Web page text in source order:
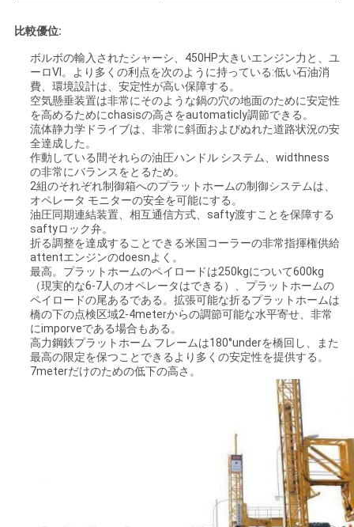
比較優位:
ボルボの輸入されたシャーシ、450HP大きいエンジン力と、ユ
ーロVI。より多くの利点を次のように持っている:低い石油消
費、環境設計は、安定性が高い保障する。
空気懸垂装置は非常にそのような鍋の穴の地面のために安定性
を高めるためにchasisの高さをautomaticly調節できる。
流体静力学ドライブは、非常に斜面およびぬれた道路状況の安
全達成した。
作動している間それらの油圧ハンドル システム、widthness
の非常にバランスをとるため。
2組のそれぞれ制御箱へのプラットホームの制御システムは、
オペレータ モニターの安全を可能にする。
油圧同期連結装置、相互通信方式、safty渡すことを保障する
saftyロック弁。
折る調整を達成することできる米国コーラーの非常指揮権供給
attentエンジンのdoesnよく。
最高。プラットホームのペイロードは250kgについて600kg
（現実的な6-7人のオペレータはできる）、プラットホームの
ペイロードの尾あるである。拡張可能な折るプラットホームは
橋の下の点検区域2-4meterからの調節可能な水平寄せ、非常
にimporveである場合もある。
高力鋼鉄プラットホーム フレームは180°underを橋回し、また
最高の限定を保つことできるより多くの安定性を提供する。
7meterだけのための低下の高さ。